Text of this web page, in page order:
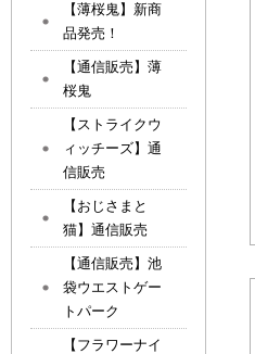
【薄桜鬼】新商
品発売！
【通信販売】薄
桜鬼
【ストライクウ
ィッチーズ】通
信販売
【おじさまと
猫】通信販売
【通信販売】池
袋ウエストゲー
トパーク
【フラワーナイ